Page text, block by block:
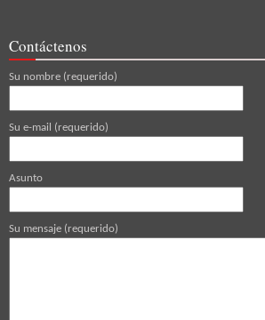
Contáctenos
Su nombre (requerido)
Su e-mail (requerido)
Asunto
Su mensaje (requerido)